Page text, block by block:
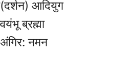
आदियुग
ब्रह्मा
नमन